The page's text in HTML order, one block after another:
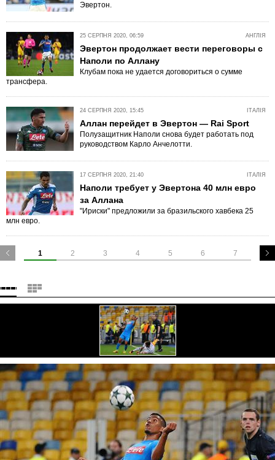
Эвертон.
АНГЛІЯ
25 СЕРПНЯ 2020, 06:59
Эвертон продолжает вести переговоры с
Наполи по Аллану
Клубам пока не удается договориться о сумме
трансфера.
ІТАЛІЯ
24 СЕРПНЯ 2020, 15:45
Аллан перейдет в Эвертон — Rai Sport
Полузащитник Наполи снова будет работать под
руководством Карло Анчелотти.
ІТАЛІЯ
17 СЕРПНЯ 2020, 21:40
Наполи требует у Эвертона 40 млн евро
за Аллана
"Ириски" предложили за бразильского хавбека 25
млн евро.
1 2 3 4 5 6 7